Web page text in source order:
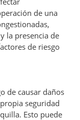
de una
la presencia de
de riesgo
de causar daños
seguridad
Esto puede